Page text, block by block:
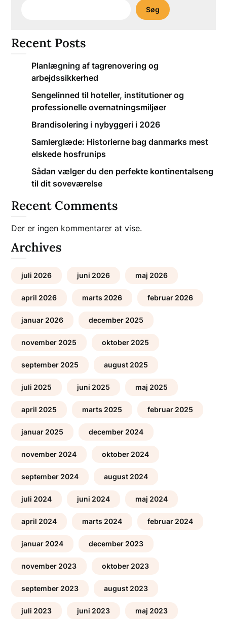
Søg
Recent Posts
Planlægning af tagrenovering og
arbejdssikkerhed
Sengelinned til hoteller, institutioner og
professionelle overnatningsmiljøer
Brandisolering i nybyggeri i 2026
Samlerglæde: Historierne bag danmarks mest
elskede hosfrunips
Sådan vælger du den perfekte kontinentalseng
til dit soveværelse
Recent Comments
Der er ingen kommentarer at vise.
Archives
juli 2026 juni 2026 maj 2026
april 2026 marts 2026 februar 2026
januar 2026 december 2025
november 2025 oktober 2025
september 2025 august 2025
juli 2025 juni 2025 maj 2025
april 2025 marts 2025 februar 2025
januar 2025 december 2024
november 2024 oktober 2024
september 2024 august 2024
juli 2024 juni 2024 maj 2024
april 2024 marts 2024 februar 2024
januar 2024 december 2023
november 2023 oktober 2023
september 2023 august 2023
juli 2023 juni 2023 maj 2023